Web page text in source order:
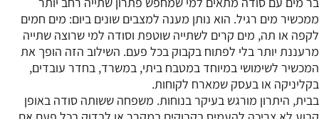
בכל יום.
ממכשיר מים רגיל. הוא נותן מענה למצבים שונים ביום: מים חמים
לקפה או תה, מים קרים לשתייה שוטפת וסודה למי שרוצה שתייה
מרעננת יותר בלי לפתוח בקבוק בכל פעם. השילוב הזה הופך את
המכשיר לשימושי במיוחד במטבח ביתי, במשרד, בחדר עובדים,
בקליניקה או בעסק שמארח לקוחות.
בבית, היתרון מורגש בעיקר בנוחות. משפחה ששותה סודה באופן